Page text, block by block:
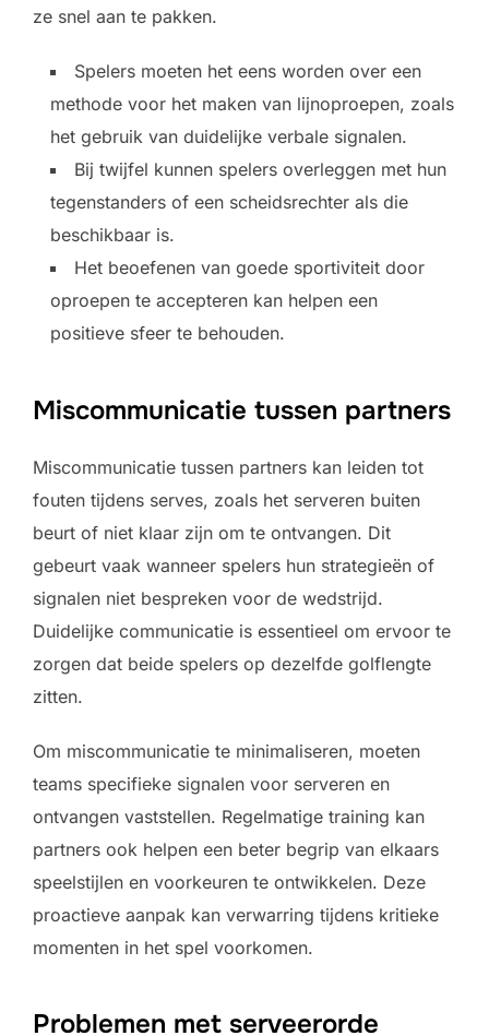
ze snel aan te pakken.
Spelers moeten het eens worden over een
methode voor het maken van lijnoproepen, zoals
het gebruik van duidelijke verbale signalen.
Bij twijfel kunnen spelers overleggen met hun
tegenstanders of een scheidsrechter als die
beschikbaar is.
Het beoefenen van goede sportiviteit door
oproepen te accepteren kan helpen een
positieve sfeer te behouden.
Miscommunicatie tussen partners
Miscommunicatie tussen partners kan leiden tot
fouten tijdens serves, zoals het serveren buiten
beurt of niet klaar zijn om te ontvangen. Dit
gebeurt vaak wanneer spelers hun strategieën of
signalen niet bespreken voor de wedstrijd.
Duidelijke communicatie is essentieel om ervoor te
zorgen dat beide spelers op dezelfde golflengte
zitten.
Om miscommunicatie te minimaliseren, moeten
teams specifieke signalen voor serveren en
ontvangen vaststellen. Regelmatige training kan
partners ook helpen een beter begrip van elkaars
speelstijlen en voorkeuren te ontwikkelen. Deze
proactieve aanpak kan verwarring tijdens kritieke
momenten in het spel voorkomen.
Problemen met serveerorde